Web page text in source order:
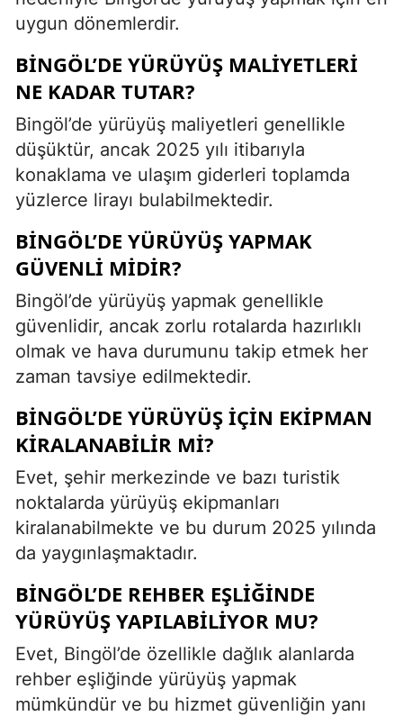
uygun dönemlerdir.
BINGÖL’DE YÜRÜYÜŞ MALIYETLERI
NE KADAR TUTAR?
Bingöl’de yürüyüş maliyetleri genellikle
düşüktür, ancak 2025 yılı itibarıyla
konaklama ve ulaşım giderleri toplamda
yüzlerce lirayı bulabilmektedir.
BINGÖL’DE YÜRÜYÜŞ YAPMAK
GÜVENLI MIDIR?
Bingöl’de yürüyüş yapmak genellikle
güvenlidir, ancak zorlu rotalarda hazırlıklı
olmak ve hava durumunu takip etmek her
zaman tavsiye edilmektedir.
BINGÖL’DE YÜRÜYÜŞ IÇIN EKIPMAN
KIRALANABILIR MI?
Evet, şehir merkezinde ve bazı turistik
noktalarda yürüyüş ekipmanları
kiralanabilmekte ve bu durum 2025 yılında
da yaygınlaşmaktadır.
BINGÖL’DE REHBER EŞLIĞINDE
YÜRÜYÜŞ YAPILABILIYOR MU?
Evet, Bingöl’de özellikle dağlık alanlarda
rehber eşliğinde yürüyüş yapmak
mümkündür ve bu hizmet güvenliğin yanı